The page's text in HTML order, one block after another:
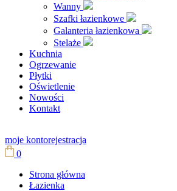
Wanny
Szafki łazienkowe
Galanteria łazienkowa
Stelaże
Kuchnia
Ogrzewanie
Płytki
Oświetlenie
Nowości
Kontakt
moje kontorejestracja
0
Strona główna
Łazienka